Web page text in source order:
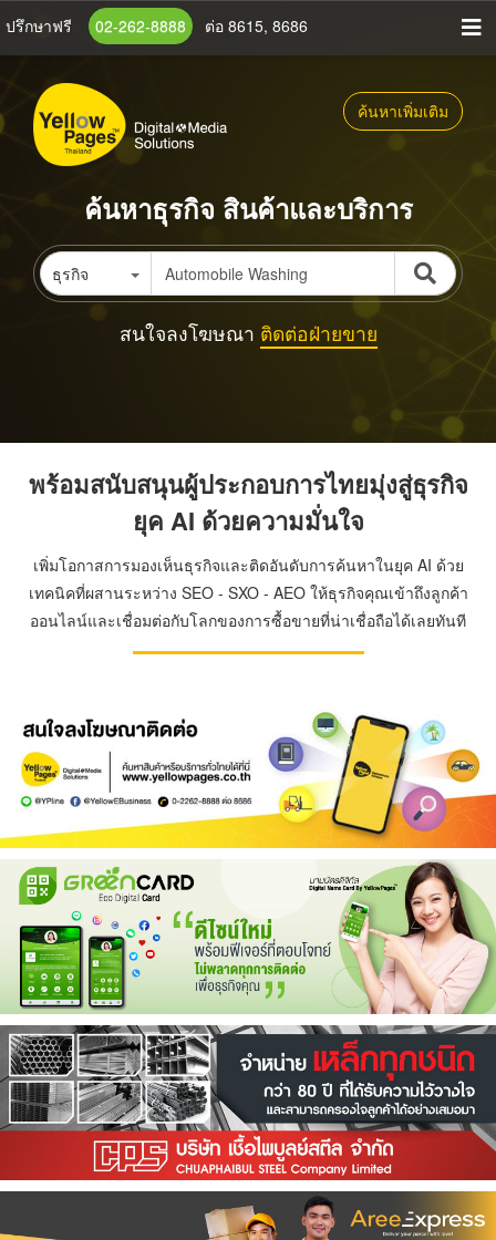
ข้าม
เนื้อหา
หลัก
ปรึกษาฟรี 02-262-8888 ต่อ 8615, 8686
ค้นหาเพิ่มเติม
ค้นหาธุรกิจ สินค้าและบริการ
ธุรกิจ
สนใจลงโฆษณา ติดต่อฝ่ายขาย
พร้อมสนับสนุนผู้ประกอบการไทยมุ่งสู่ธุรกิจ
ยุค AI ด้วยความมั่นใจ
เพิ่มโอกาสการมองเห็นธุรกิจและติดอันดับการค้นหาในยุค AI ด้วย
เทคนิคที่ผสานระหว่าง SEO - SXO - AEO ให้ธุรกิจคุณเข้าถึงลูกค้า
ออนไลน์และเชื่อมต่อกับโลกของการซื้อขายที่น่าเชื่อถือได้เลยทันที